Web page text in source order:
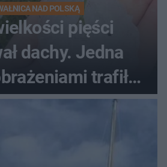
NAD POLSKĄ
pięści
dachy. Jedna
trafiła
do szpitala